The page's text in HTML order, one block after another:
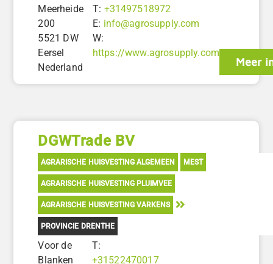
Meerheide
200
5521 DW
Eersel
Nederland
T: +31497518972
E: info@agrosupply.com
W:
https://www.agrosupply.com
Meer
DGWTrade BV
AGRARISCHE HUISVESTING ALGEMEEN MEST
AGRARISCHE HUISVESTING PLUIMVEE
AGRARISCHE HUISVESTING VARKENS
PROVINCIE DRENTHE
Voor de
Blanken
T:
+31522470017